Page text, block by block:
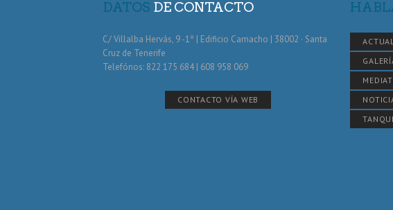
DATOS DE CONTACTO
C/ Villalba Hervás, 9 -1º | Edificio Camacho | 38002 · Santa
Cruz de Tenerife
Telefónos: 822 175 684 | 608 958 069
CONTACTO VÍA WEB